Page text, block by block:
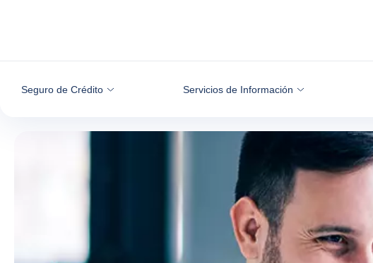
Seguro de Crédito Servicios de Información